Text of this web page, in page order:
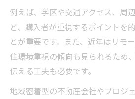
例えば、学区や交通アクセス、周
ど、購入者が重視するポイントを
とが重要です。また、近年はリモ
住環境重視の傾向も見られるため
伝える工夫も必要です。
地域密着型の不動産会社やプロジ